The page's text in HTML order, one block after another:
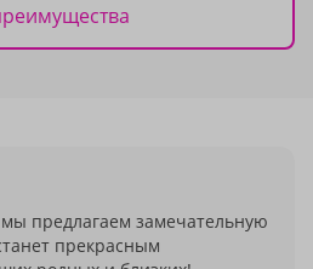
предлагаем замечательную
прекрасным